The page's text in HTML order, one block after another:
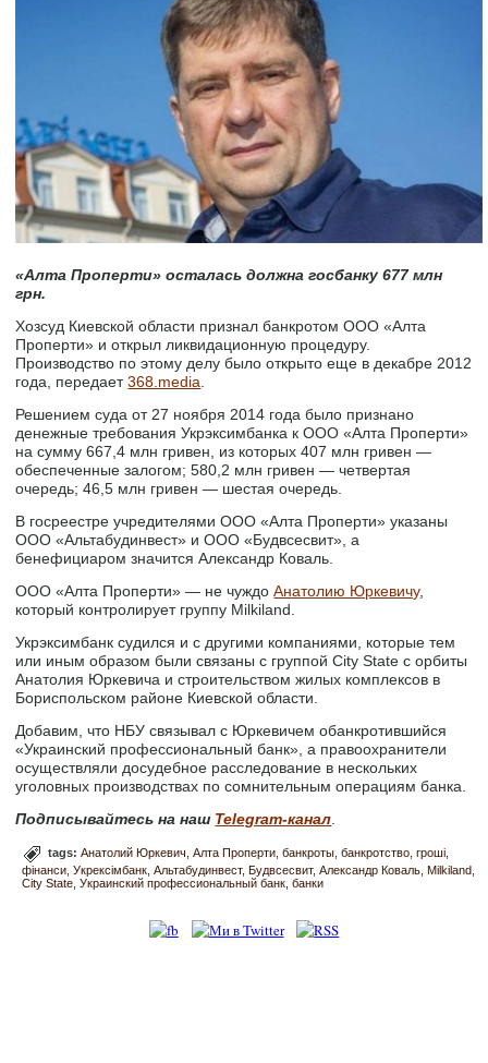
«Алта Проперти» осталась должна госбанку 677 млн
грн.
Хозсуд Киевской области признал банкротом ООО «Алта
Проперти» и открыл ликвидационную процедуру.
Производство по этому делу было открыто еще в декабре 2012
года, передает368.media
Решением суда от 27 ноября 2014 года было признано
денежные требования Укрэксимбанка к ООО «Алта Проперти»
на сумму 667,4 млн гривен, из которых 407 млн гривен —
обеспеченные залогом; 580,2 млн гривен — четвертая
очередь; 46,5 млн гривен — шестая очередь.
В госреестре учредителями ООО «Алта Проперти» указаны
ООО «Альтабудинвест» и ООО «Будвсесвит», а
бенефициаром значится Александр Коваль.
ООО «Алта Проперти» — не чуждоАнатолию Юркевичу,
который контролирует группу Milkiland.
Укрэксимбанк судился и с другими компаниями, которые тем
или иным образом были связаны с группой City State с орбиты
Анатолия Юркевича и строительством жилых комплексов в
Бориспольском районе Киевской области.
Добавим, что НБУ связывал с Юркевичем обанкротившийся
«Украинский профессиональный банк», а правоохранители
осуществляли досудебное расследование в нескольких
уголовных производствах по сомнительным операциям банка.
Подписывайтесь на наш Telegram-канал
tags:Анатолий Юркевич Алта Проперти банкроты банкротство гроші
фінанси Укрексімбанк Альтабудинвест Будвсесвит Александр Коваль Milkiland
City State Украинский профессиональный банк банки